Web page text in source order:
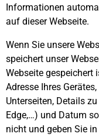
Informationen
auf dieser Webseite.
Wenn Sie unsere
speichert unser
Webseite gespeichert
Adresse Ihres
Unterseiten, Details
Edge,…) und Datum
nicht und geben Sie